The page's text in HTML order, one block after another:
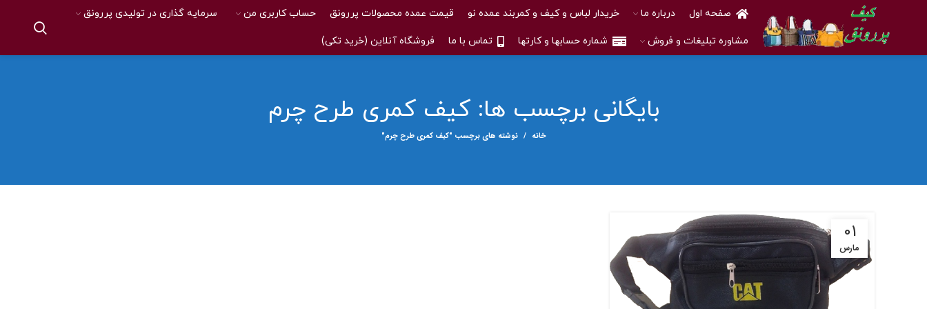
صفحه اول درباره ما خریدار لباس و کیف و کمربند عمده نو قیمت عمده محصولات پررونق حساب کاربری من سرمایه گذاری در تولیدی پررونق
مشاوره تبلیغات و فروش شماره حسابها و کارتها تماس با ما فروشگاه آنلاین (خرید تکی)
بایگانی برچسب ها: کیف کمری طرح چرم
خانه نوشته های برچسب "کیف کمری طرح چرم"
01
مارس